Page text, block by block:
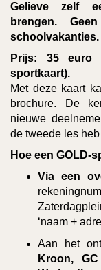
Gelieve zelf
brengen.
schoolvakanties.
Prijs:
35 euro
sportkaart).
Met deze kaart
brochure. De
nieuwe
de tweede les
Hoe een GOLD-
Via een
‘naam +
Aan het
Kroon,